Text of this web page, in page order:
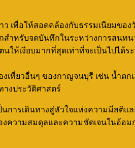
ว เพื่อให้สอดคล้องกับธรรมเนียมของ
สำหรับจดบันทึกในระหว่างการสน
ให้เงียบมากที่สุดเท่าที่จะเป็นไปได้ร
ที่ยวอื่นๆ ของกาญจนบุรี เช่น น้ำต
งประวัติศาสตร์
การเดินทางสู่หัวใจแห่งความมีส
ความสมดุลและความชัดเจนในอ้อม